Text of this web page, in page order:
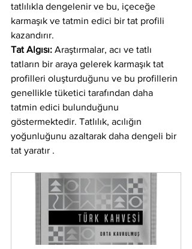
tatlılıkla dengelenir ve bu, içeceğe
karmaşık ve tatmin edici bir tat profili
kazandırır.
Tat Algısı: Araştırmalar, acı ve tatlı
tatların bir araya gelerek karmaşık tat
profilleri oluşturduğunu ve bu profillerin
genellikle tüketici tarafından daha
tatmin edici bulunduğunu
göstermektedir. Tatlılık, acılığın
yoğunluğunu azaltarak daha dengeli bir
tat yaratır .